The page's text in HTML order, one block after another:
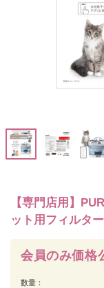
【専門店用】
ット用フィルタ
会員のみ価格
数量：